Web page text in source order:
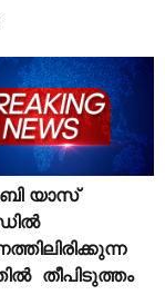
യാസ്
തീപിടുത്തം